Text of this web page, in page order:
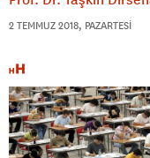
2 TEMMUZ 2018, PAZARTESI